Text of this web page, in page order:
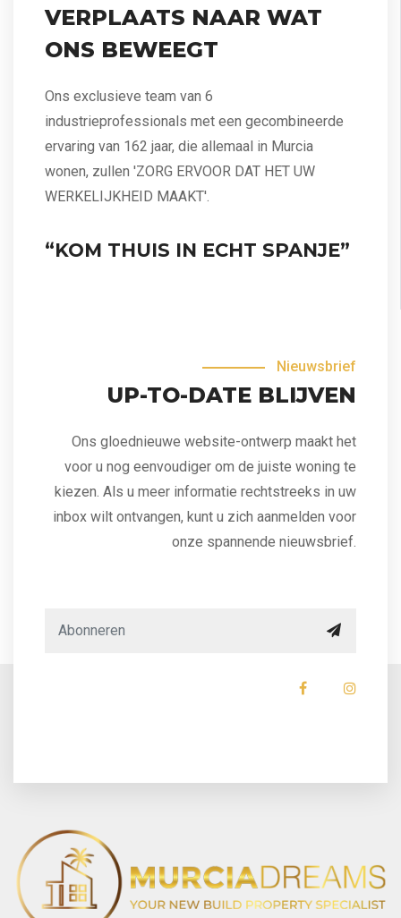
VERPLAATS NAAR WAT
ONS BEWEEGT
Ons exclusieve team van 6
industrieprofessionals met een gecombineerde
ervaring van 162 jaar, die allemaal in Murcia
wonen, zullen 'ZORG ERVOOR DAT HET UW
WERKELIJKHEID MAAKT'.
“KOM THUIS IN ECHT SPANJE”
Nieuwsbrief
UP-TO-DATE BLIJVEN
Ons gloednieuwe website-ontwerp maakt het
voor u nog eenvoudiger om de juiste woning te
kiezen. Als u meer informatie rechtstreeks in uw
inbox wilt ontvangen, kunt u zich aanmelden voor
onze spannende nieuwsbrief.